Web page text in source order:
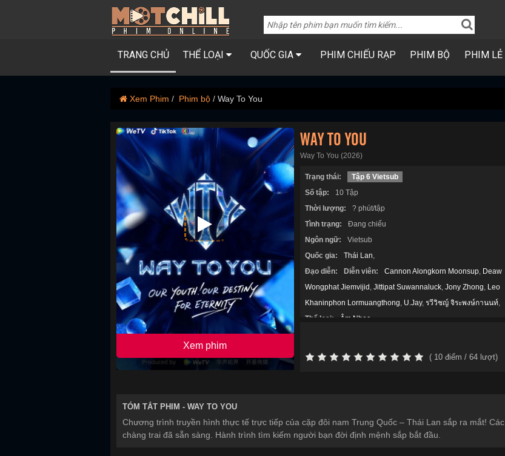
TRANG CHỦ THỂ LOẠI QUỐC GIA PHIM CHIẾU RẠP PHIM BỘ PHIM LẺ
Xem Phim Phim bộ Way To You
Xem phim
WAY TO YOU
Way To You (2026)
Trạng thái:
Tập 6 Vietsub
Số tập:
10 Tập
Thời lượng:
? phút/tập
Tình trạng:
Đang chiếu
Ngôn ngữ:
Vietsub
Quốc gia:
Thái Lan,
Đạo diễn:
Diễn viên: Cannon Alongkorn Moonsup, Deaw
Wongphat Jiemvijid , Jittipat Suwannaluck, Jony Zhong, Leo
Khaninphon Lormuangthong, U.Jay, รวีวิชญ์ จิระพงษ์กานนท์,
Thể loại:
Âm Nhạc
( 10điểm / 64lượt)
TÓM TẮT PHIM - WAY TO YOU
Chương trình truyền hình thực tế trực tiếp của cặp đôi nam Trung Quốc – Thái Lan sắp ra mắt! Các
chàng trai đã sẵn sàng. Hành trình tìm kiếm người bạn đời định mệnh sắp bắt đầu.